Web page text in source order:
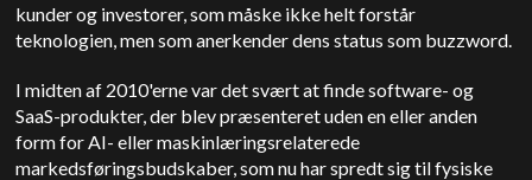
kunder og investorer, som måske ikke helt forstår
teknologien, men som anerkender dens status som buzzword.
I midten af 2010'erne var det svært at finde software- og
SaaS-produkter, der blev præsenteret uden en eller anden
form for AI- eller maskinlæringsrelaterede
markedsføringsbudskaber, som nu har spredt sig til fysiske